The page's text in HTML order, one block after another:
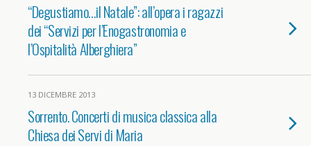
“Degustiamo…il Natale”: all’opera i ragazzi
dei “Servizi per l’Enogastronomia e
l’Ospitalità Alberghiera”
13 DICEMBRE 2013
Sorrento. Concerti di musica classica alla
Chiesa dei Servi di Maria